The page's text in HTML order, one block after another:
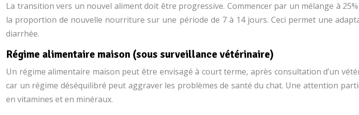
La transition vers un nouvel aliment doit être progressive. Commencer par un mélange à
la proportion de nouvelle nourriture sur une période de 7 à 14 jours. Ceci permet une
diarrhée.
Régime alimentaire maison (sous surveillance vétérinaire)
Un régime alimentaire maison peut être envisagé à court terme, après consultation d’un
car un régime déséquilibré peut aggraver les problèmes de santé du chat. Une attention
en vitamines et en minéraux.